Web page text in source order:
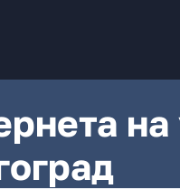
на